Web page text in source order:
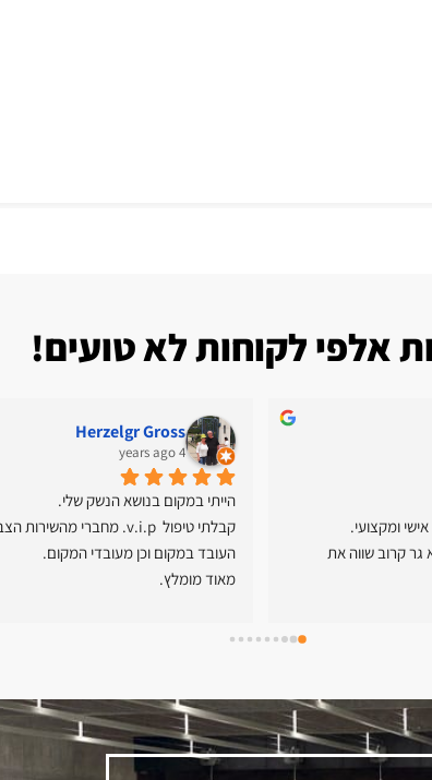
אלפי לקוחות לא טועים!
ומקצועי.
Herzelgr Gross
4 years ago
הייתי במקום בנושא הנשק שלי.
העובד במקום וכן מעובדי המקום.
מאוד מומלץ.